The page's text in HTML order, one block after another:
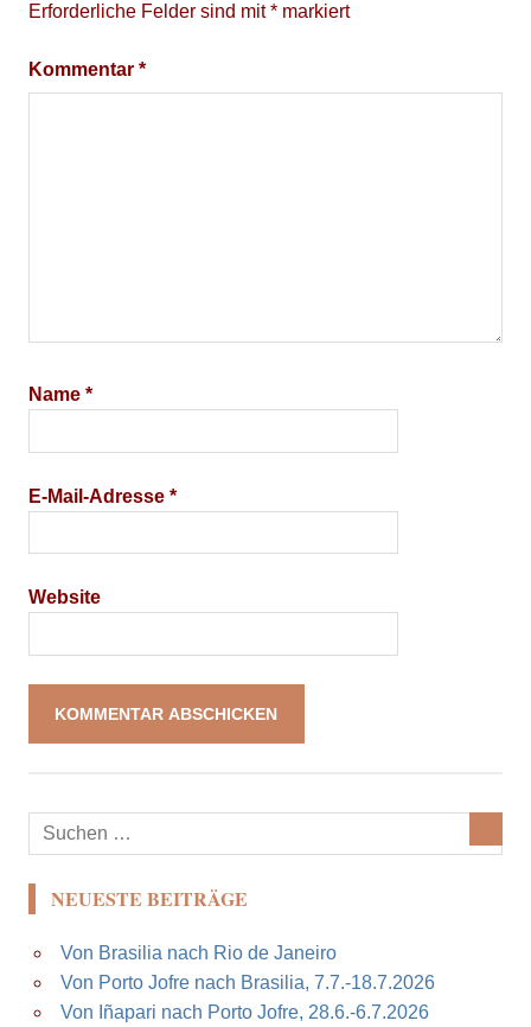
Erforderliche Felder sind mit* markiert
Kommentar *
Name *
E-Mail-Adresse *
Website
NEUESTE BEITRÄGE
Von Brasilia nach Rio de Janeiro
Von Porto Jofre nach Brasilia, 7.7.-18.7.2026
Von Iñapari nach Porto Jofre, 28.6.-6.7.2026